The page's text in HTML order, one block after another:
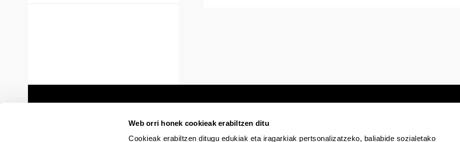
Web orri honek cookieak erabiltzen ditu
Cookieak erabiltzen ditugu edukiak eta iragarkiak pertsonalizatzeko, baliabide sozialetako